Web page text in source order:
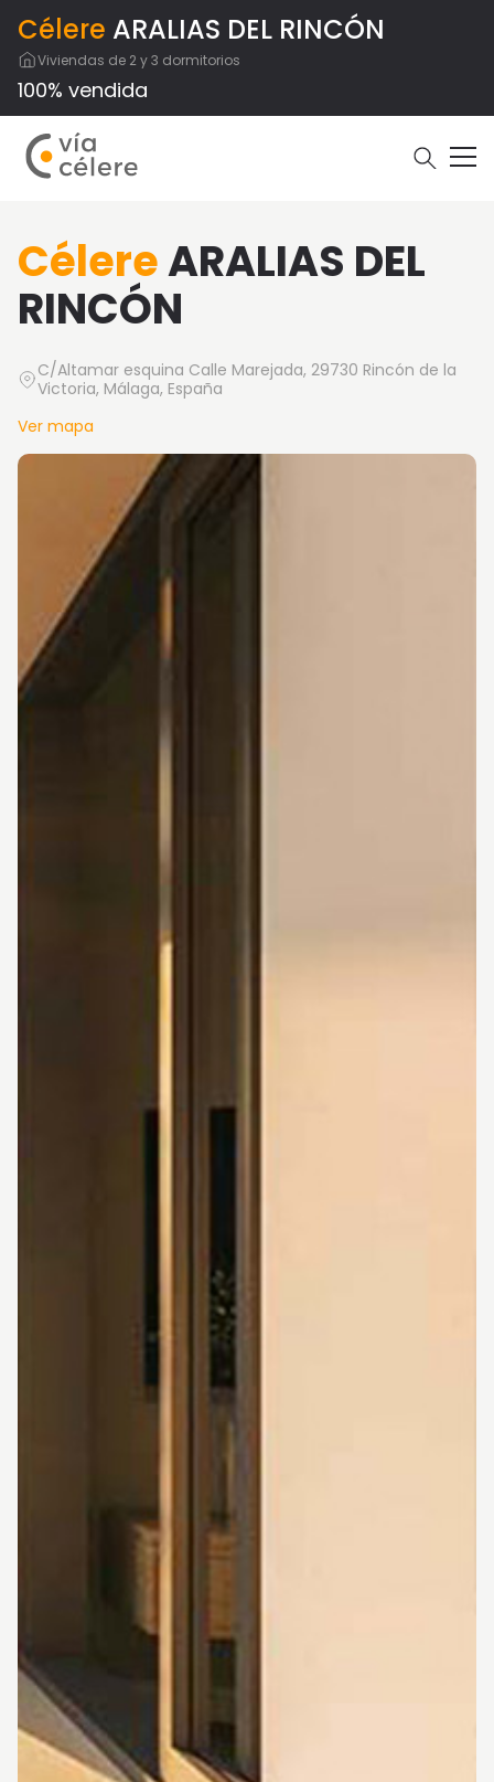
Célere ARALIAS DEL RINCÓN
Viviendas de 2 y 3 dormitorios
100% vendida
CélereARALIAS DEL
RINCÓN
C/Altamar esquina Calle Marejada, 29730 Rincón de la
Victoria, Málaga, España
Ver mapa